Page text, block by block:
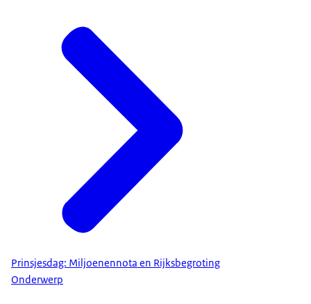
Prinsjesdag: Miljoenennota en Rijksbegroting
Onderwerp